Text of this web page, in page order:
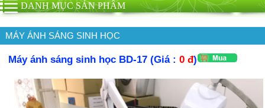
DANH MỤC SẢN PHẨM
MÁY ÁNH SÁNG SINH HỌC
Máy ánh sáng sinh học BD-17 (Giá :0 đ)